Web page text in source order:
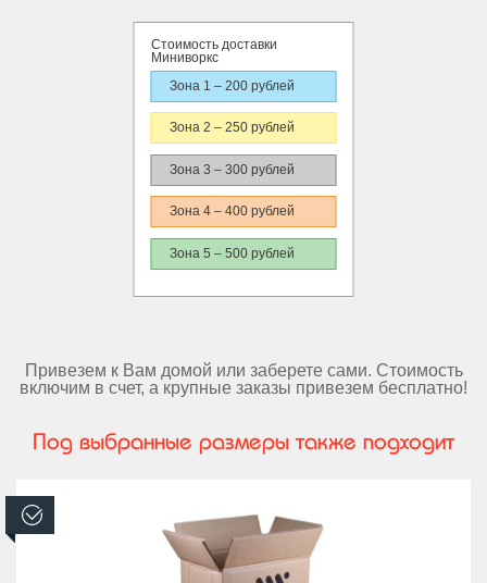
Стоимость доставки
Миниворкс
Зона 1 – 200 рублей
Зона 2 – 250 рублей
Зона 3 – 300 рублей
Зона 4 – 400 рублей
Зона 5 – 500 рублей
Привезем к Вам домой или заберете сами. Стоимость
включим в счет, а крупные заказы привезем бесплатно!
Под выбранные размеры также подходит